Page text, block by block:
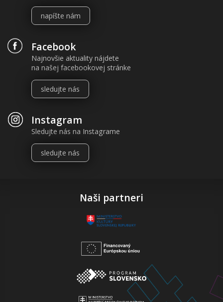
napíšte nám
Facebook
Najnovšie aktuality nájdete
na našej facebookovej stránke
sledujte nás
Instagram
Sledujte nás na Instagrame
sledujte nás
Naši partneri